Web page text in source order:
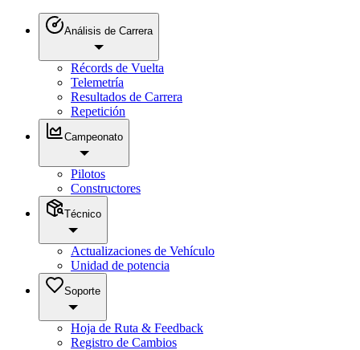
Análisis de Carrera
Récords de Vuelta
Telemetría
Resultados de Carrera
Repetición
Campeonato
Pilotos
Constructores
Técnico
Actualizaciones de Vehículo
Unidad de potencia
Soporte
Hoja de Ruta & Feedback
Registro de Cambios